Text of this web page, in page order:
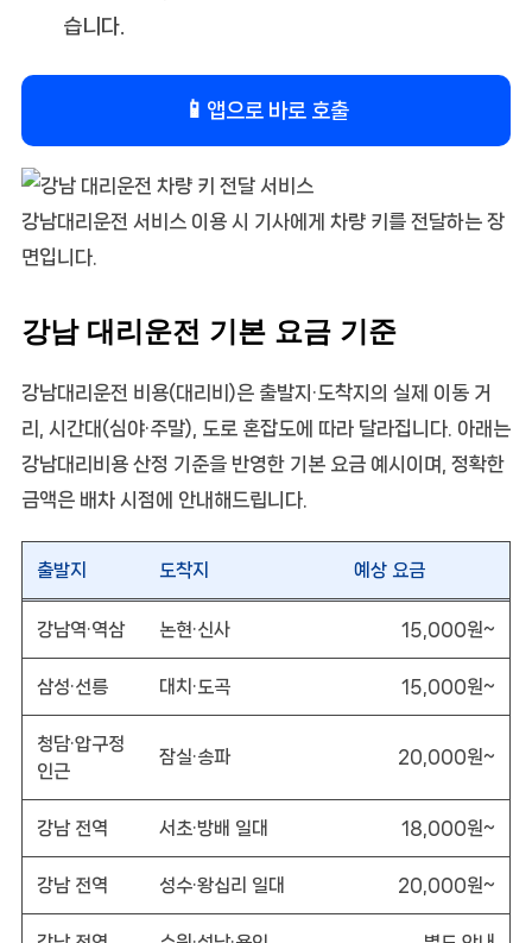
습니다.
📱 앱으로 바로 호출
강남대리운전 서비스 이용 시 기사에게 차량 키를 전달하는 장
면입니다.
강남 대리운전 기본 요금 기준
강남대리운전 비용(대리비)은 출발지·도착지의 실제 이동 거
리, 시간대(심야·주말), 도로 혼잡도에 따라 달라집니다. 아래는
강남대리비용산정 기준을 반영한 기본 요금 예시이며, 정확한
금액은 배차 시점에 안내해드립니다.
출발지 도착지 예상 요금
강남역·역삼 논현·신사 15,000원~
삼성·선릉 대치·도곡 15,000원~
청담·압구정
인근
잠실·송파 20,000원~
강남 전역 서초·방배 일대 18,000원~
강남 전역 성수·왕십리 일대 20,000원~